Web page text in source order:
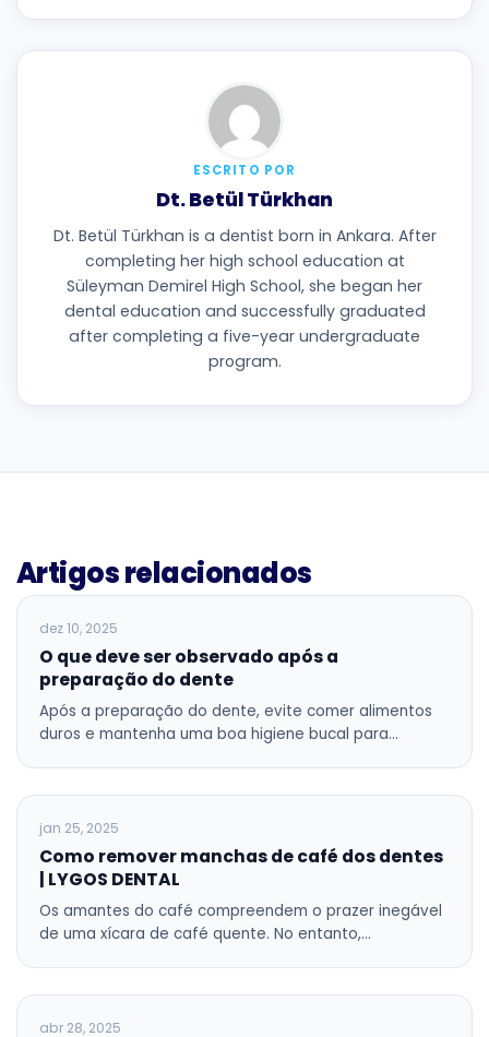
ESCRITO POR
Dt. Betül Türkhan
Dt. Betül Türkhan is a dentist born in Ankara. After
completing her high school education at
Süleyman Demirel High School, she began her
dental education and successfully graduated
after completing a five-year undergraduate
program.
Artigos relacionados
BLOG
dez 10, 2025
O que deve ser observado após a
preparação do dente